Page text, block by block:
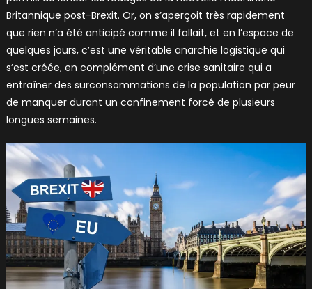
Britannique post-Brexit. Or, on s’aperçoit très rapidement
que rien n’a été anticipé comme il fallait, et en l’espace de
quelques jours, c’est une véritable anarchie logistique qui
s’est créée, en complément d’une crise sanitaire qui a
entraîner des surconsommations de la population par peur
de manquer durant un confinement forcé de plusieurs
longues semaines.